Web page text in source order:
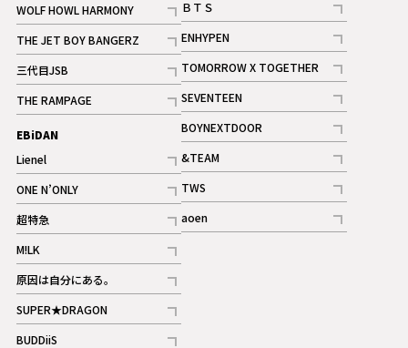
WOLF HOWL HARMONY
記事
THE JET BOY BANGERZ
記事
三代目JSB
記事
THE RAMPAGE
記事
ギャラリー
EBiDAN
Lienel
記事
ONE N’ONLY
記事
超特急
記事
M!LK
記事
原因は自分にある。
記事
SUPER★DRAGON
記事
BUDDiiS
ＢＴＳ
記事
ENHYPEN
記事
TOMORROW X TOGETHER
記事
ギャラリー
SEVENTEEN
記事
BOYNEXTDOOR
記事
&TEAM
記事
TWS
記事
aoen
記事